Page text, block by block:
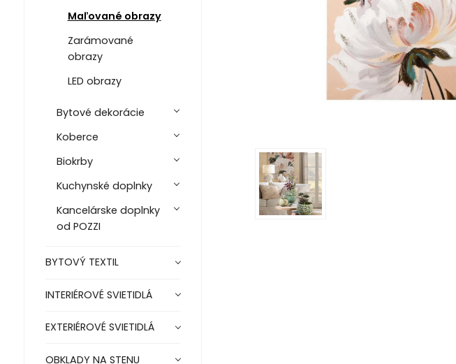
Maľované obrazy
Zarámované
obrazy
LED obrazy
Bytové dekorácie
Koberce
Biokrby
Kuchynské doplnky
Kancelárske doplnky
od POZZI
BYTOVÝ TEXTIL
INTERIÉROVÉ SVIETIDLÁ
EXTERIÉROVÉ SVIETIDLÁ
OBKLADY NA STENU